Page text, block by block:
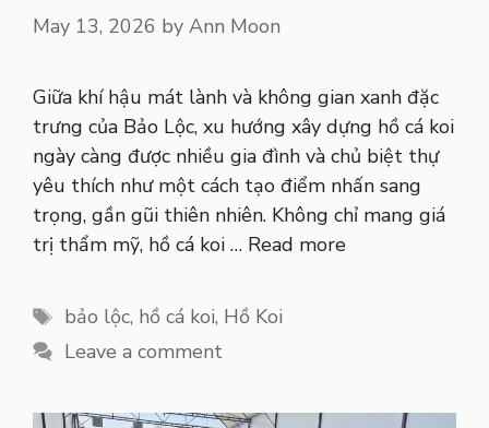
May 13, 2026 by Ann Moon
Giữa khí hậu mát lành và không gian xanh đặc
trưng của Bảo Lộc, xu hướng xây dựng hồ cá koi
ngày càng được nhiều gia đình và chủ biệt thự
yêu thích như một cách tạo điểm nhấn sang
trọng, gần gũi thiên nhiên. Không chỉ mang giá
trị thẩm mỹ, hồ cá koi … Read more
Tags
bảo lộc, hồ cá koi, Hồ Koi
Leave a comment